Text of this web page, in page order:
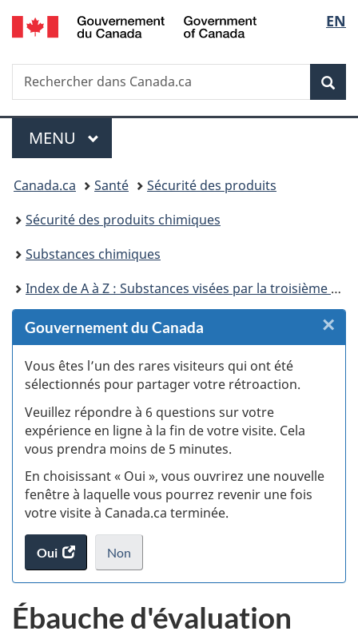
Passer
au
des
Passer
au
principal
Passer
à
Au
du
Passer
à
version
simplifiée
de
la
EN
Recherche
Rechercher
dans
Menu
MENU PRINCIPAL
Vous
êtes
ici :
Canada.ca Santé
Sécurité des produits
Sécurité des produits chimiques
Substances chimiques
Index de A à Z : Substances visées par la troisième phase du Plan de gestion des produits chimiques
Gouvernement du Canada
Vous êtes l’un des rares visiteurs qui ont été
sélectionnés pour partager votre rétroaction.
Veuillez répondre à 6 questions sur votre
expérience en ligne à la fin de votre visite. Cela
vous prendra moins de 5 minutes.
En choisissant « Oui », vous ouvrirez une nouvelle
fenêtre à laquelle vous pourrez revenir une fois
votre visite à Canada.ca terminée.
Oui
accéder
au
Non
je
veux
pas
.
×
Ébauche d'évaluation